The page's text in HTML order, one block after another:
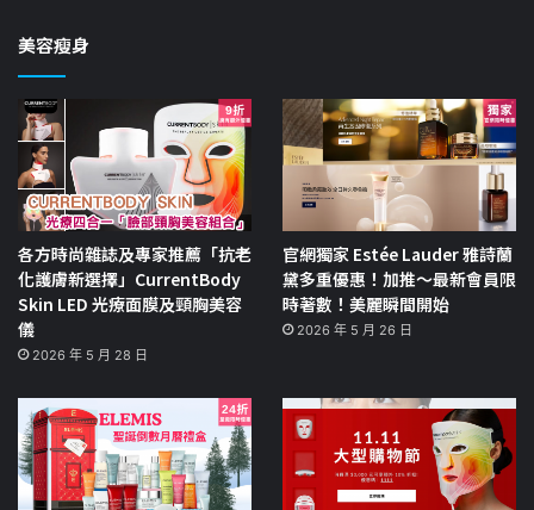
美容瘦身
各方時尚雜誌及專家推薦「抗老
化護膚新選擇」CurrentBody
Skin LED 光療面膜及頸胸美容
儀
2026 年 5 月 28 日
官網獨家 Estée Lauder 雅詩蘭
黛多重優惠！加推～最新會員限
時著數！美麗瞬間開始
2026 年 5 月 26 日